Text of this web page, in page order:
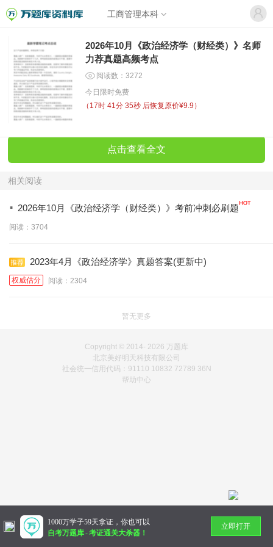
工商管理本科
2026年10月《政治经济学（财经类）》名师
力荐真题高频考点
阅读数：3272
今日限时免费
（ 17时 41分 35秒 后恢复原价¥9.9）
点击查看全文
相关阅读
· 2026年10月《政治经济学（财经类）》考前冲刺必刷题
阅读：3704
2023年4月《政治经济学》真题答案(更新中)
权威估分 阅读：2304
暂无更多
Copyright © 2014- 2026 万题库
北京美好明天科技有限公司
社会统一信用代码：91110 10832 72789 36N
帮助中心
1000万学子59天拿证，你也可以
自考万题库-考证通关大杀器！
立即打开